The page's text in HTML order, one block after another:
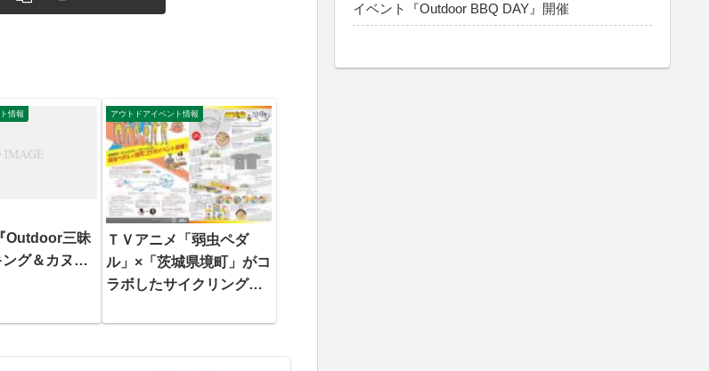
情報
Outdoor三昧
ング＆カヌ
アウトドアイベント情報
ＴＶアニメ「弱虫ペダ
ル」×「茨城県境町」がコ
ラボしたサイクリングカ
開催
イベント『Outdoor BBQ DAY』開催